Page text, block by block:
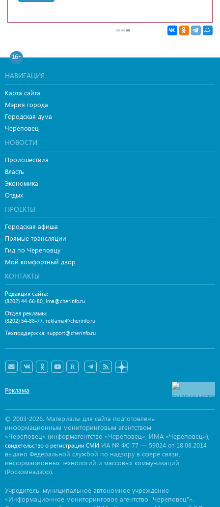
16+
НАВИГАЦИЯ
Карта сайта
Мэрия города
Городская дума
Череповец
НОВОСТИ
Происшествия
Власть
Экономика
Отдых
ПРОЕКТЫ
Городская афиша
Прямые трансляции
Гид по Череповцу
Мой комфортный двор
КОНТАКТЫ
Редакция сайта:
(8202) 44-66-80 ima@cherinfo.ru
Отдел рекламы:
(8202) 54-88-77 reklama@cherinfo.ru
Техподдержка: support@cherinfo.ru
Реклама
© 2003-2026. Материалы для сайта подготовлены
информационным мониторинговым агентством
«Череповец» (информагентство «Череповец», ИМА «Череповец»),
свидетельство о регистрации СМИ ИА № ФС 77 — 59024 от 18.08.2014
выдано Федеральной службой по надзору в сфере связи,
информационных технологий и массовых коммуникаций
(Роскомнадзор).
Учредитель: муниципальное автономное учреждение
«Информационное мониторинговое агентство "Череповец"».